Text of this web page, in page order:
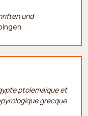
und
ptolemaique et
grecque.